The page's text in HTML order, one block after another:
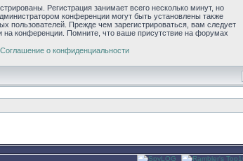
Регистрация занимает всего несколько минут, но
конференции могут быть установлены также
пользователей. Прежде чем зарегистрироваться, вам следует
на конференции. Помните, что ваше присутствие на форумах
Соглашение о конфиденциальности